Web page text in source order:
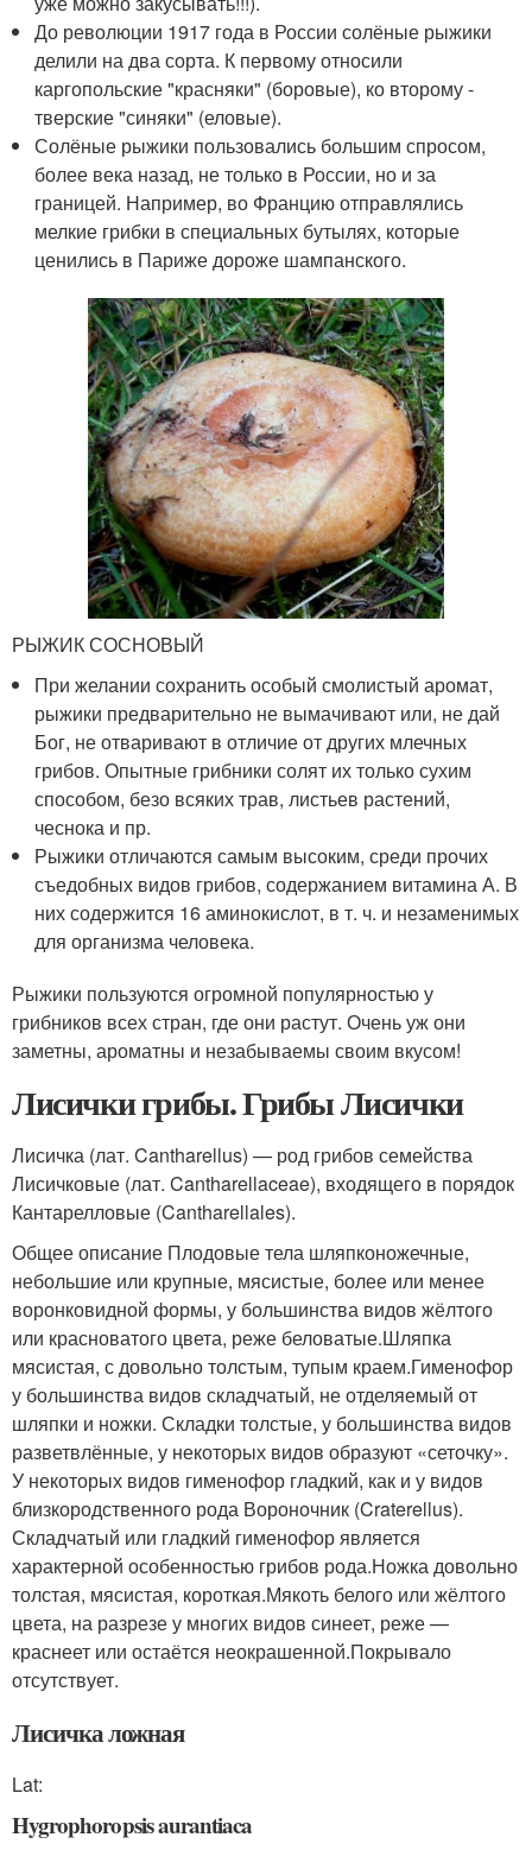
До революции 1917 года в России солёные рыжики
делили на два сорта. К первому относили
каргопольские "красняки" (боровые), ко второму -
тверские "синяки" (еловые).
Солёные рыжики пользовались большим спросом,
более века назад, не только в России, но и за
границей. Например, во Францию отправлялись
мелкие грибки в специальных бутылях, которые
ценились в Париже дороже шампанского.
РЫЖИК СОСНОВЫЙ
При желании сохранить особый смолистый аромат,
рыжики предварительно не вымачивают или, не дай
Бог, не отваривают в отличие от других млечных
грибов. Опытные грибники солят их только сухим
способом, безо всяких трав, листьев растений,
чеснока и пр.
Рыжики отличаются самым высоким, среди прочих
съедобных видов грибов, содержанием витамина А. В
них содержится 16 аминокислот, в т. ч. и незаменимых
для организма человека.
Рыжики пользуются огромной популярностью у
грибников всех стран, где они растут. Очень уж они
заметны, ароматны и незабываемы своим вкусом!
Лисички грибы. Грибы Лисички
Лисичка (лат. Cantharellus) — род грибов семейства
Лисичковые (лат. Cantharellaceae), входящего в порядок
Кантарелловые (Cantharellales).
Общее описание Плодовые тела шляпконожечные,
небольшие или крупные, мясистые, более или менее
воронковидной формы, у большинства видов жёлтого
или красноватого цвета, реже беловатые.Шляпка
мясистая, с довольно толстым, тупым краем.Гименофор
у большинства видов складчатый, не отделяемый от
шляпки и ножки. Складки толстые, у большинства видов
разветвлённые, у некоторых видов образуют «сеточку».
У некоторых видов гименофор гладкий, как и у видов
близкородственного рода Вороночник (Craterellus).
Складчатый или гладкий гименофор является
характерной особенностью грибов рода.Ножка довольно
толстая, мясистая, короткая.Мякоть белого или жёлтого
цвета, на разрезе у многих видов синеет, реже —
краснеет или остаётся неокрашенной.Покрывало
отсутствует.
Лисичка ложная
Lat:
Hygrophoropsis aurantiaca